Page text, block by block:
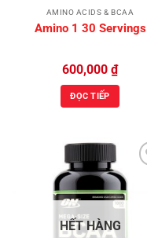
AMINO ACIDS & BCAA
Amino 1 30 Servings
600,000 ₫
ĐỌC TIẾP
HẾT HÀNG